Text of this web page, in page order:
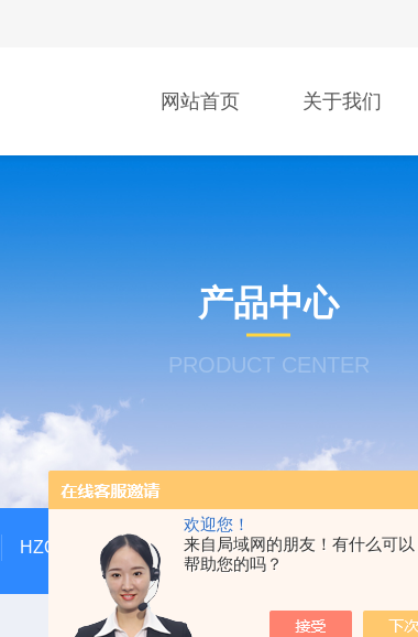
欢迎您！
来自局域网的朋友！有什么可以
帮助您的吗？
网站首页 关于我们
产品中心
PRODUCT CENTER
HZQ-F160全温振荡培养箱厂家价格 GGC-D大